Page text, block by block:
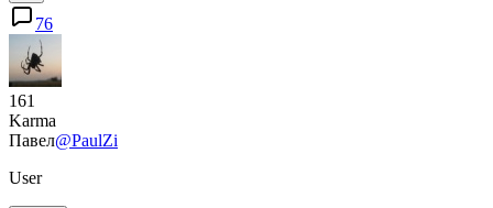
76
161
Karma
Павел@PaulZi
User